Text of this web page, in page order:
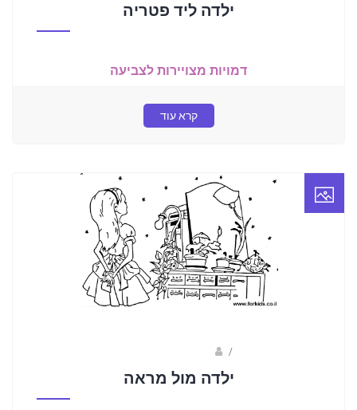
ילדה ליד פטריה
דמויות מצויירות לצביעה
קרא עוד
/
ילדה מול מראה